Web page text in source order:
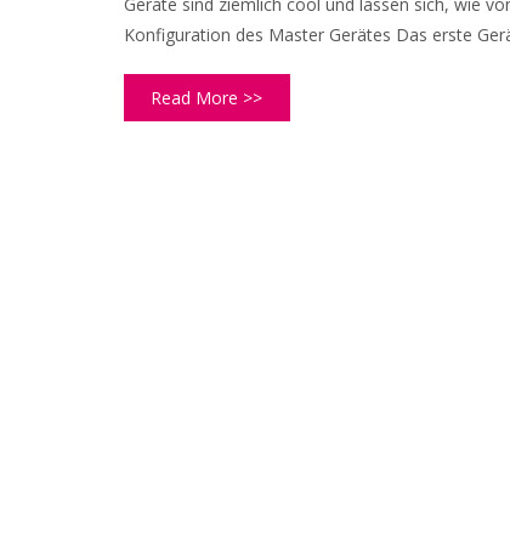
Konfiguration des Master Gerätes Das erste
Read More >>